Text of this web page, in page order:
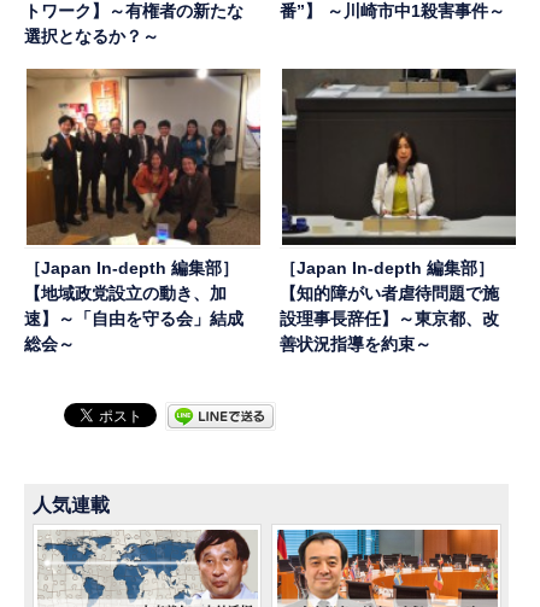
トワーク】～有権者の新たな
選択となるか？～
番”】 ～川崎市中1殺害事件～
［Japan In-depth 編集部］
【地域政党設立の動き、加
速】～「自由を守る会」結成
総会～
［Japan In-depth 編集部］
【知的障がい者虐待問題で施
設理事長辞任】～東京都、改
善状況指導を約束～
人気連載